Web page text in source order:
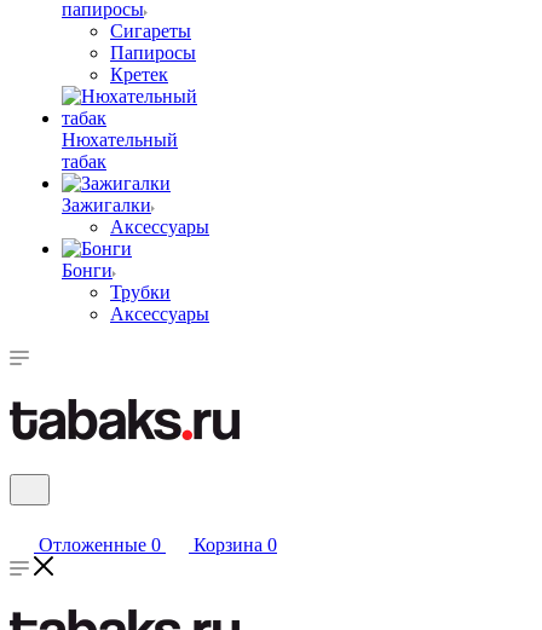
папиросы
Сигареты
Папиросы
Кретек
Нюхательный
табак
Зажигалки
Аксессуары
Бонги
Трубки
Аксессуары
Отложенные 0 Корзина 0